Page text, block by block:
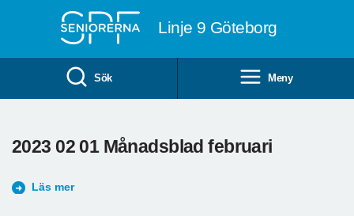
Linje 9 Göteborg
Sök Meny
2023 02 01 Månadsblad februari
Läs mer